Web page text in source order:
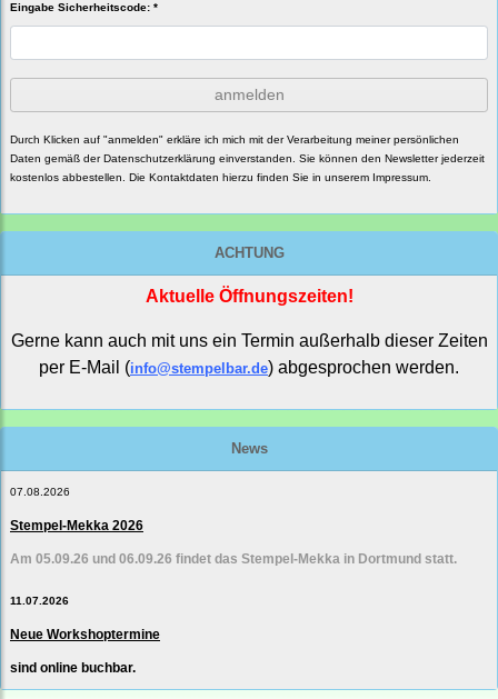
Eingabe Sicherheitscode: *
anmelden
Durch Klicken auf "anmelden" erkläre ich mich mit der Verarbeitung meiner persönlichen
Daten gemäß der Datenschutzerklärung einverstanden. Sie können den Newsletter jederzeit
kostenlos abbestellen. Die Kontaktdaten hierzu finden Sie in unserem Impressum.
ACHTUNG
Aktuelle Öffnungszeiten!
Gerne kann auch mit uns ein Termin außerhalb dieser Zeiten
per E-Mail (info@stempelbar.de) abgesprochen werden.
News
07.08.2026
Stempel-Mekka 2026
Am 05.09.26 und 06.09.26 findet das Stempel-Mekka in Dortmund statt.
11.07.2026
Neue Workshoptermine
sind online buchbar.